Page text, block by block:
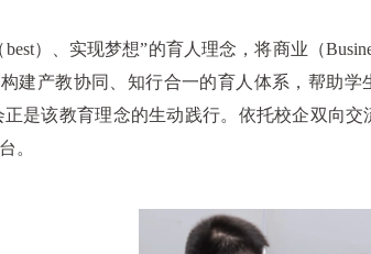
）、实现梦想”的育人理念，将商业（
构建产教协同、知行合一的育人体系，帮助
是该教育理念的生动践行。依托校企双向
。